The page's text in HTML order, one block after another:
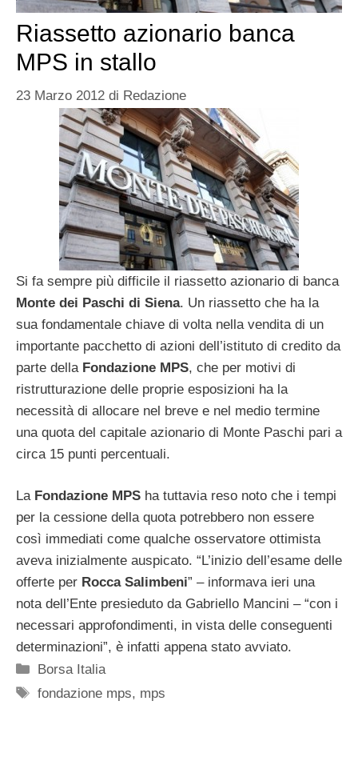
Riassetto azionario banca
MPS in stallo
23 Marzo 2012 di Redazione
Si fa sempre più difficile il riassetto azionario di banca
Monte dei Paschi di Siena. Un riassetto che ha la
sua fondamentale chiave di volta nella vendita di un
importante pacchetto di azioni dell’istituto di credito da
parte della Fondazione MPS, che per motivi di
ristrutturazione delle proprie esposizioni ha la
necessità di allocare nel breve e nel medio termine
una quota del capitale azionario di Monte Paschi pari a
circa 15 punti percentuali.
La Fondazione MPS ha tuttavia reso noto che i tempi
per la cessione della quota potrebbero non essere
così immediati come qualche osservatore ottimista
aveva inizialmente auspicato. “L’inizio dell’esame delle
offerte per Rocca Salimbeni” – informava ieri una
nota dell’Ente presieduto da Gabriello Mancini – “con i
necessari approfondimenti, in vista delle conseguenti
determinazioni”, è infatti appena stato avviato.
Categorie
Borsa Italia
Tag
fondazione mps, mps